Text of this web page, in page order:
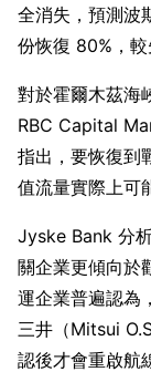
全消失，預測波
份恢復 80%，較
對於霍爾木茲海
RBC Capital
指出，要恢復到
值流量實際上可
Jyske Bank 分
關企業更傾向於
運企業普遍認為
三井（Mitsui
認後才會重啟航